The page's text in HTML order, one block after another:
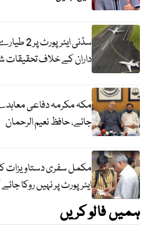
سڈنی
داران کے خلاف تحقیقات
مکہ مکرمہ دفاعی
جائے، حافظ نعیم الرحمان
مکمل سفری دستاویزات
ایئرپورٹ پر نہیں روکا
ہمیں فالو کریں